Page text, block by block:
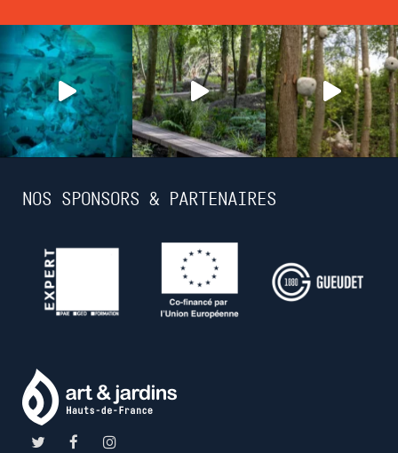
NOS SPONSORS & PARTENAIRES